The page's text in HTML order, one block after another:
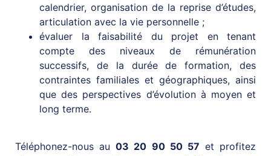
calendrier, organisation de la reprise d’études,
articulation avec la vie personnelle ;
évaluer la faisabilité du projet en tenant
compte des niveaux de rémunération
successifs, de la durée de formation, des
contraintes familiales et géographiques, ainsi
que des perspectives d’évolution à moyen et
long terme.
Téléphonez-nous au03 20 90 50 57 et profitez